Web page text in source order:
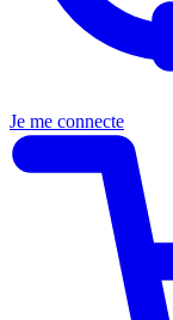
Je me connecte